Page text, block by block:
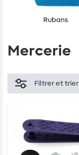
Rubans
Mercerie
Filtrer et trier